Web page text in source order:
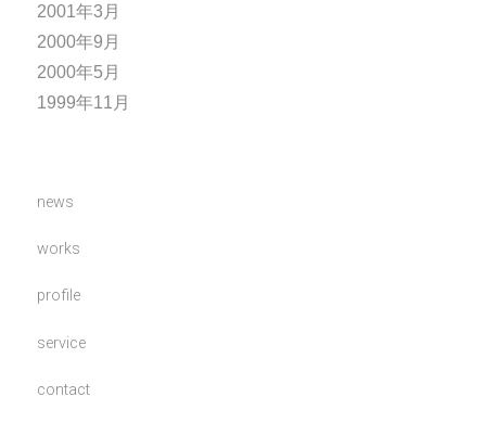
2001年3月
2000年9月
2000年5月
1999年11月
news
works
profile
service
contact